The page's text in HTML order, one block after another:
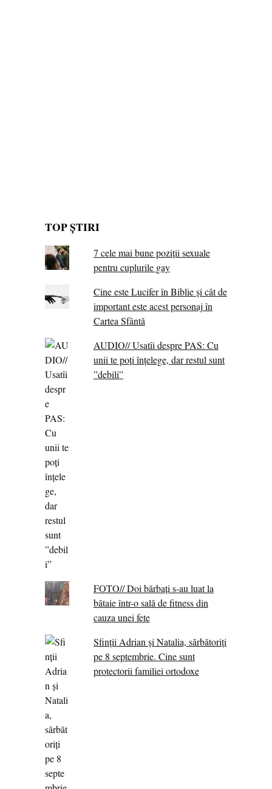
TOP ȘTIRI
7 cele mai bune poziții sexuale
pentru cuplurile gay
Cine este Lucifer în Biblie și cât de
important este acest personaj în
Cartea Sfântă
AUDIO// Usatîi despre PAS: Cu
unii te poți înțelege, dar restul sunt
”debili”
FOTO// Doi bărbați s-au luat la
bătaie într-o sală de fitness din
cauza unei fete
Sfinții Adrian și Natalia, sărbătoriți
pe 8 septembrie. Cine sunt
protectorii familiei ortodoxe